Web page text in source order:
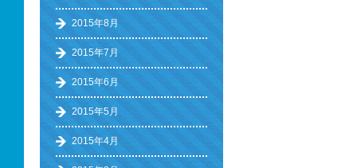
2015年8月
2015年7月
2015年6月
2015年5月
2015年4月